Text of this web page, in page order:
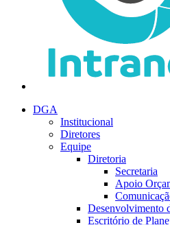
DGA
Institucional
Diretores
Equipe
Diretoria
Secretaria
Apoio
Desenvolvimento
Escritório de